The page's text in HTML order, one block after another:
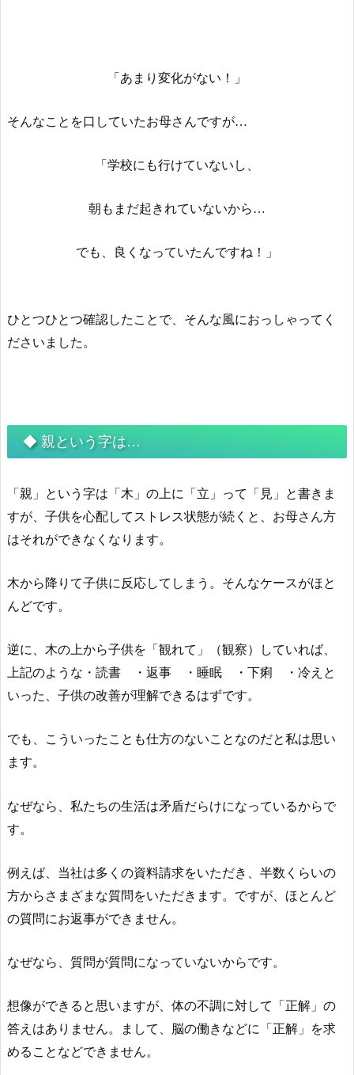
「あまり変化がない！」
そんなことを口していたお母さんですが…
「学校にも行けていないし、
朝もまだ起きれていないから…
でも、良くなっていたんですね！」
ひとつひとつ確認したことで、そんな風におっしゃってく
ださいました。
◆ 親という字は…
「親」という字は「木」の上に「立」って「見」と書きま
すが、子供を心配してストレス状態が続くと、 お母さん方
はそれができなくなります。
木から降りて子供に反応してしまう。そんなケースがほと
んどです。
逆に、木の上から子供を「観れて」（観察）していれば、
上記のような・読書 ・返事 ・睡眠 ・下痢 ・冷えと
いった、子供の改善が理解できるはずです。
でも、こういったことも仕方のないことなのだと私は思い
ます。
なぜなら、私たちの生活は矛盾だらけになっているからで
す。
例えば、当社は多くの資料請求をいただき、半数くらいの
方からさまざまな質問をいただきます。ですが、ほとんど
の質問にお返事ができません。
なぜなら、質問が質問になっていないからです。
想像ができると思いますが、体の不調に対して「正解」の
答えはありません。まして、脳の働きなどに「正解」を求
めることなどできません。